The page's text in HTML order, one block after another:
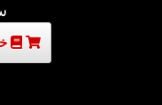
خرید نت